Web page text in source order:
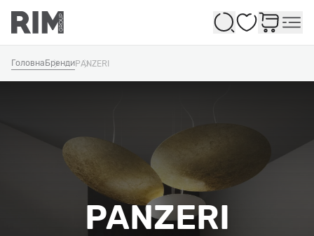
Обране
PANZERI
Головна БрендиPANZERI